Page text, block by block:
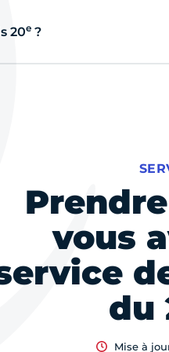
20e ?
vous
du
Mise à